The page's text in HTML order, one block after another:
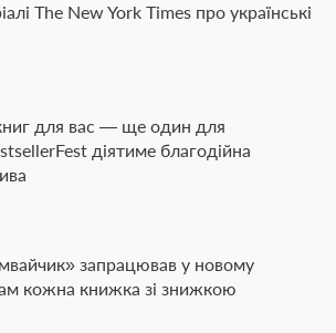
The New York Times про українські
для вас — ще один для
діятиме благодійна
запрацював у новому
кожна книжка зі знижкою